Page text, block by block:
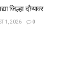
दौऱ्यावर
1, 2026 0